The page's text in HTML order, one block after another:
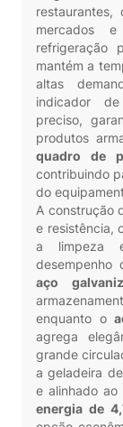
restaurantes,
mercados
refrigeração
mantém a
altas
indicador
preciso,
produtos
quadro de
contribuindo
do
A construção
e resistência,
a limpeza
desempenho
aço
enquanto o
agrega
grande
a geladeira
e alinhado
energia de